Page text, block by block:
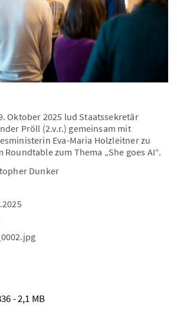
Oktober 2025 lud Staatssekretär
Pröll (2.v.r.) gemeinsam mit
Eva-Maria Holzleitner zu
Roundtable zum Thema „She goes AI“.
Dunker
- 2,1 MB